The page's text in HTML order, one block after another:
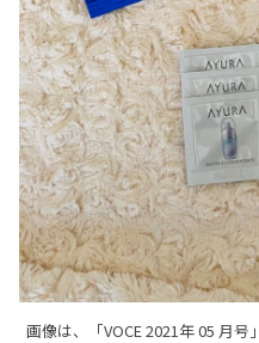
画像は、「VOCE 2021年 05 月